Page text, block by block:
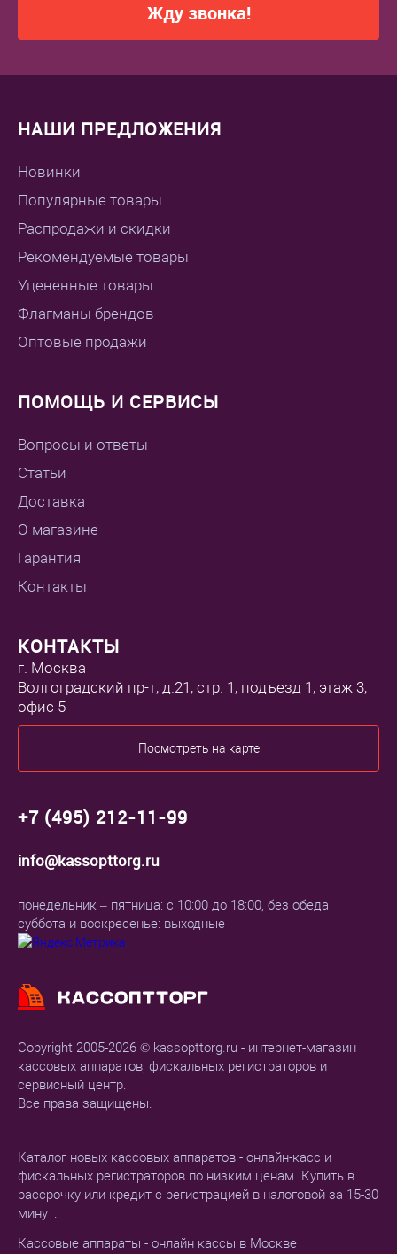
Жду звонка!
НАШИ ПРЕДЛОЖЕНИЯ
Новинки
Популярные товары
Распродажи и скидки
Рекомендуемые товары
Уцененные товары
Флагманы брендов
Оптовые продажи
ПОМОЩЬ И СЕРВИСЫ
Вопросы и ответы
Статьи
Доставка
О магазине
Гарантия
Контакты
Copyright 2005-2026 © kassopttorg.ru - интернет-магазин
кассовых аппаратов, фискальных регистраторов и
сервисный центр.
Все права защищены.
Каталог новых кассовых аппаратов - онлайн-касс и
фискальных регистраторов по низким ценам. Купить в
рассрочку или кредит с регистрацией в налоговой за 15-30
минут.
Кассовые аппараты - онлайн кассы в Москве
КОНТАКТЫ
г. Москва
Волгоградский пр-т, д.21, стр. 1, подъезд 1, этаж 3,
офис 5
Посмотреть на карте
+7 (495) 212-11-99
info@kassopttorg.ru
понедельник – пятница: с 10:00 до 18:00, без обеда
суббота и воскресенье: выходные